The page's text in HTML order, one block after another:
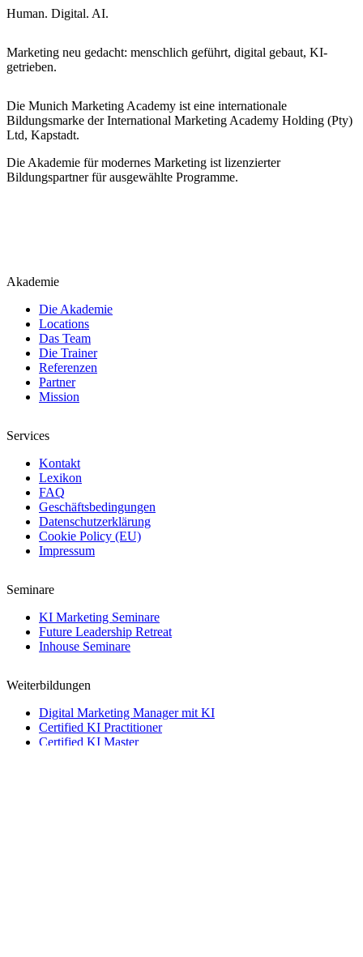
Human. Digital. AI.
Marketing neu gedacht: menschlich geführt, digital gebaut, KI-
getrieben.
Die Munich Marketing Academy ist eine internationale
Bildungsmarke der International Marketing Academy Holding (Pty)
Ltd, Kapstadt.
Die Akademie für modernes Marketing ist lizenzierter
Bildungspartner für ausgewählte Programme.
Akademie
Die Akademie
Locations
Das Team
Die Trainer
Referenzen
Partner
Mission
Services
Kontakt
Lexikon
FAQ
Geschäftsbedingungen
Datenschutzerklärung
Cookie Policy (EU)
Impressum
Seminare
KI Marketing Seminare
Future Leadership Retreat
Inhouse Seminare
Weiterbildungen
Digital Marketing Manager mit KI
Certified KI Practitioner
Certified KI Master